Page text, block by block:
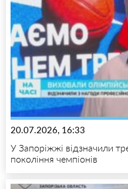
20.07.2026, 16:33
У Запоріжжі відзначили
покоління чемпіонів